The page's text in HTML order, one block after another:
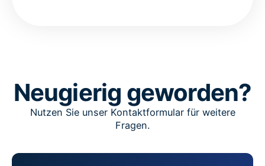
Neugierig geworden?
Nutzen Sie unser Kontaktformular für weitere
Fragen.